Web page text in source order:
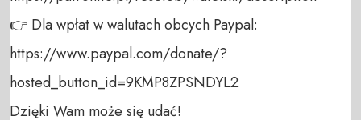
👉 Dla wpłat w walutach obcych Paypal:
https://www.paypal.com/donate/?
hosted_button_id=9KMP8ZPSNDYL2
Dzięki Wam może się udać!